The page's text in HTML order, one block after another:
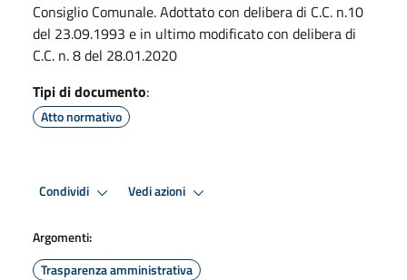
Consiglio Comunale. Adottato con delibera di C.C. n.10
del 23.09.1993 e in ultimo modificato con delibera di
C.C. n. 8 del 28.01.2020
Tipi di documento:
Atto normativo
Condividi Vedi azioni
Argomenti:
Trasparenza amministrativa